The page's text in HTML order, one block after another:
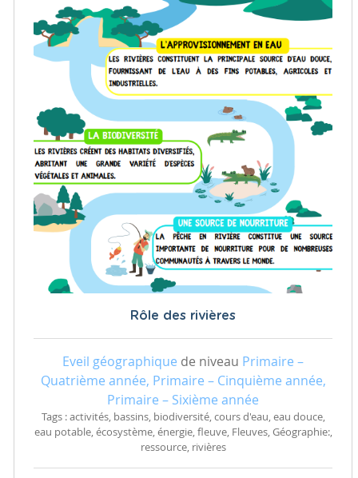
Rôle des rivières
Eveil géographique de niveau Primaire –
Quatrième année, Primaire – Cinquième année,
Primaire – Sixième année
Tags : activités, bassins, biodiversité, cours d'eau, eau douce,
eau potable, écosystème, énergie, fleuve, Fleuves, Géographie:,
ressource, rivières